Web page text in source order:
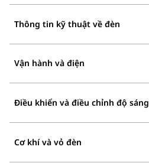
Thông tin kỹ thuật về đèn
Vận hành và điện
Điều khiển và điều chỉnh độ sáng
Cơ khí và vỏ đèn